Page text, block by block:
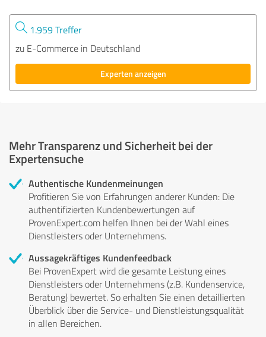
1.959 Treffer
zu E-Commerce in Deutschland
Experten anzeigen
Mehr Transparenz und Sicherheit bei der
Expertensuche
Authentische Kundenmeinungen
Profitieren Sie von Erfahrungen anderer Kunden: Die
authentifizierten Kundenbewertungen auf
ProvenExpert.com helfen Ihnen bei der Wahl eines
Dienstleisters oder Unternehmens.
Aussagekräftiges Kundenfeedback
Bei ProvenExpert wird die gesamte Leistung eines
Dienstleisters oder Unternehmens (z.B. Kundenservice,
Beratung) bewertet. So erhalten Sie einen detaillierten
Überblick über die Service- und Dienstleistungsqualität
in allen Bereichen.